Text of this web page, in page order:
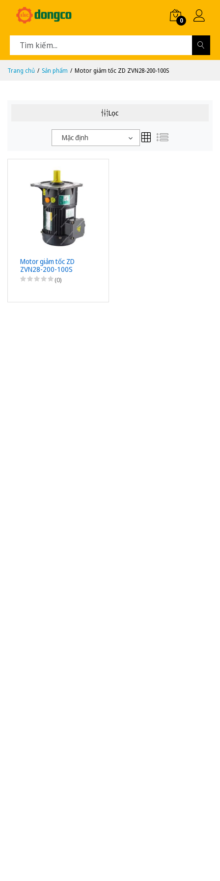
0
Trang chủ Sản phẩm Motor giảm tốc ZD ZVN28-200-100S
Lọc
Mặc định
Motor giảm tốc ZD
ZVN28-200-100S
1/4HP (200W) 0,2kW -
1/100 - kiểu lắp Mặt
(0)